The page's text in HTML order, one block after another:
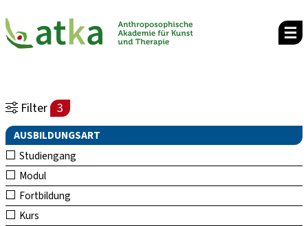
Filter 3
AUSBILDUNGSART
Studiengang
Modul
Fortbildung
Kurs